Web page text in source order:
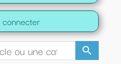
search
connecter